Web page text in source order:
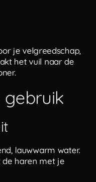
je velgreedschap,
het vuil naar de
lauwwarm water.
haren met je